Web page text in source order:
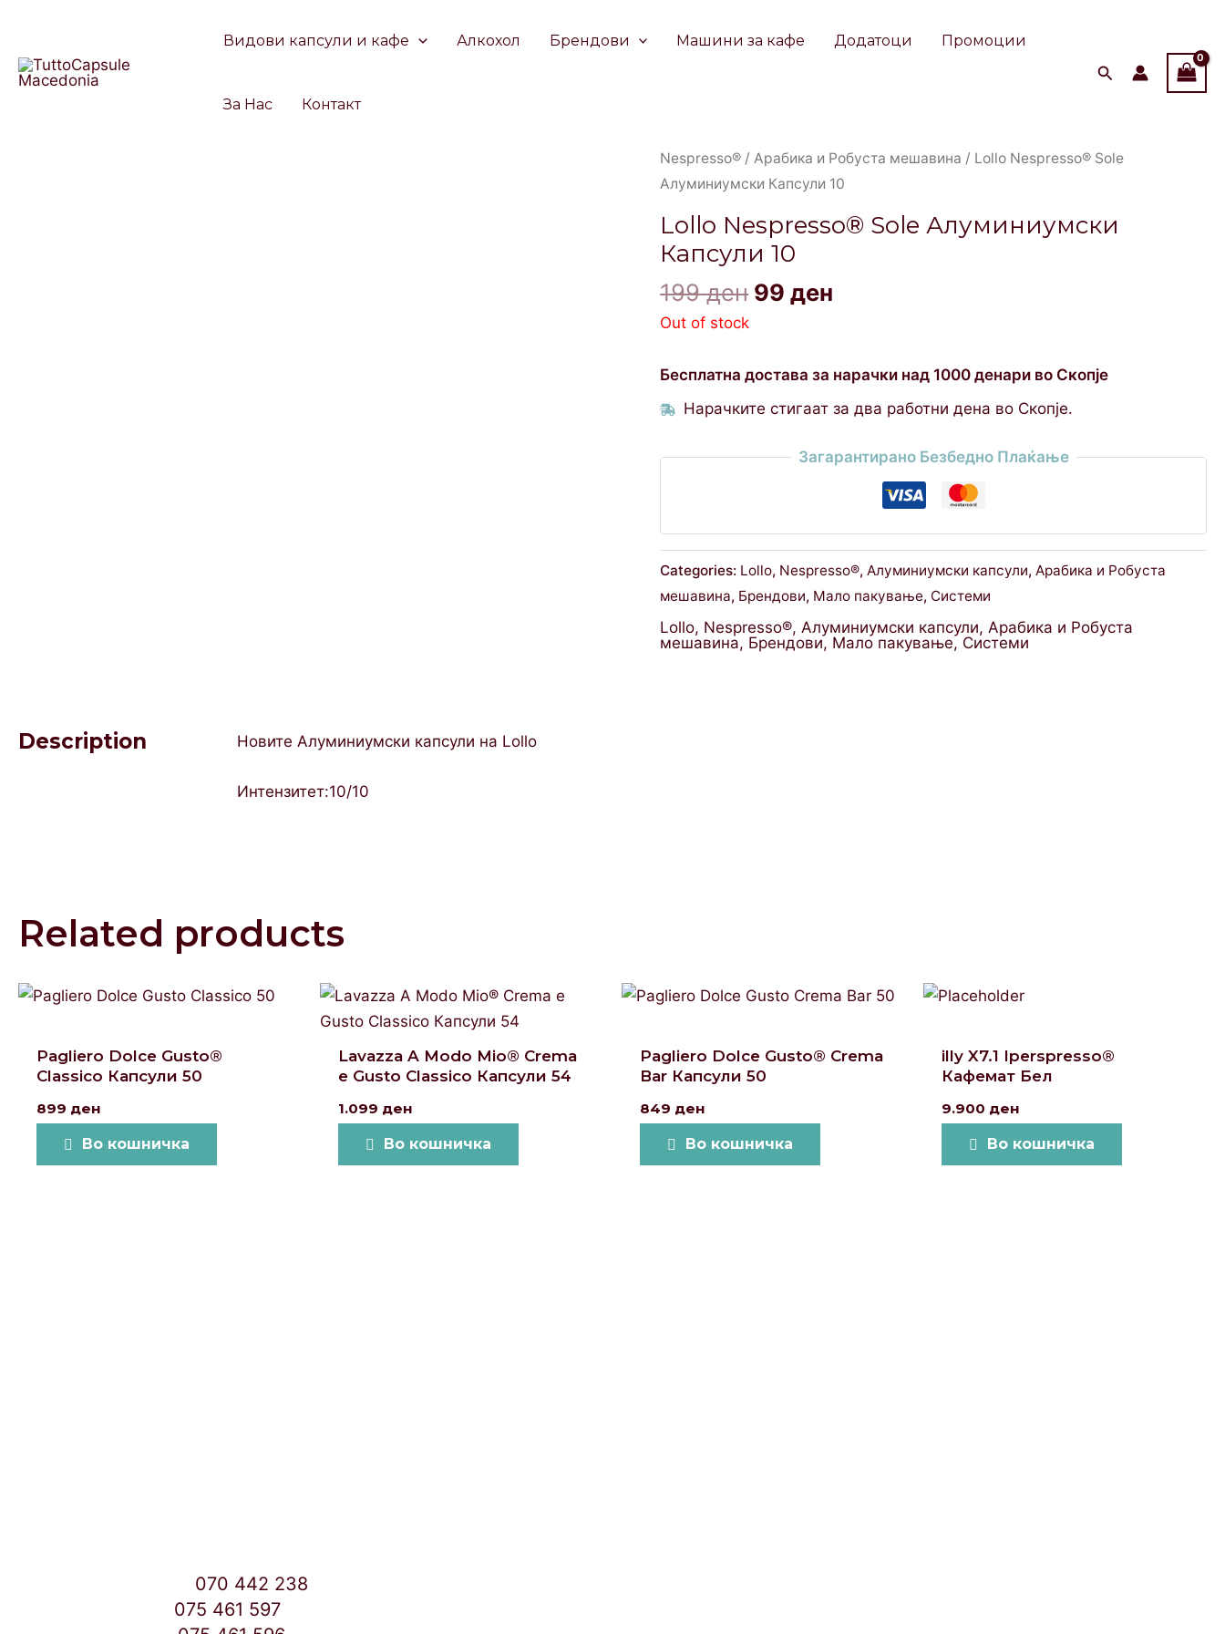
content
Видови капсули и кафе Алкохол Брендови Машини за кафе Додатоци Промоции
За Нас Контакт
Nespresso® /Арабика и Робуста мешавина / Lollo Nespresso® Sole
Алуминиумски Капсули 10
Lollo Nespresso® Sole Алуминиумски
Капсули 10
199ден
Original
price
199 ден.
99ден
Current
price
99 ден.
Out of stock
Бесплатна достава за нарачки над 1000 денари во Скопје
Нарачките стигаат за два работни дена во Скопје.
Загарантирано Безбедно Плаќање
Categories: Lollo, Nespresso®, Алуминиумски капсули, Арабика и Робуста
мешавина, Брендови, Мало пакување, Системи
Lollo, Nespresso®, Алуминиумски капсули, Арабика и Робуста
мешавина, Брендови, Мало пакување, Системи
Description Новите Алуминиумски капсули на Lollo
Интензитет:10/10
Related products
Pagliero Dolce Gusto®
Classico Капсули 50
899 ден
Во кошничка
Lavazza A Modo Mio® Crema
e Gusto Classico Капсули 54
1.099 ден
Во кошничка
Pagliero Dolce Gusto® Crema
Bar Капсули 50
849 ден
Во кошничка
illy X7.1 Iperspresso®
Кафемат Бел
9.900 ден
Во кошничка
070 442 238
075 461 597